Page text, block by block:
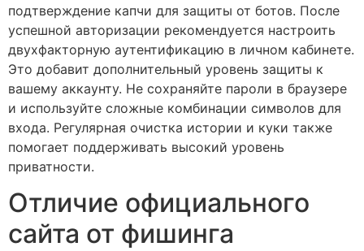
подтверждение капчи для защиты от ботов. После
успешной авторизации рекомендуется настроить
двухфакторную аутентификацию в личном кабинете.
Это добавит дополнительный уровень защиты к
вашему аккаунту. Не сохраняйте пароли в браузере
и используйте сложные комбинации символов для
входа. Регулярная очистка истории и куки также
помогает поддерживать высокий уровень
приватности.
Отличие официального
сайта от фишинга